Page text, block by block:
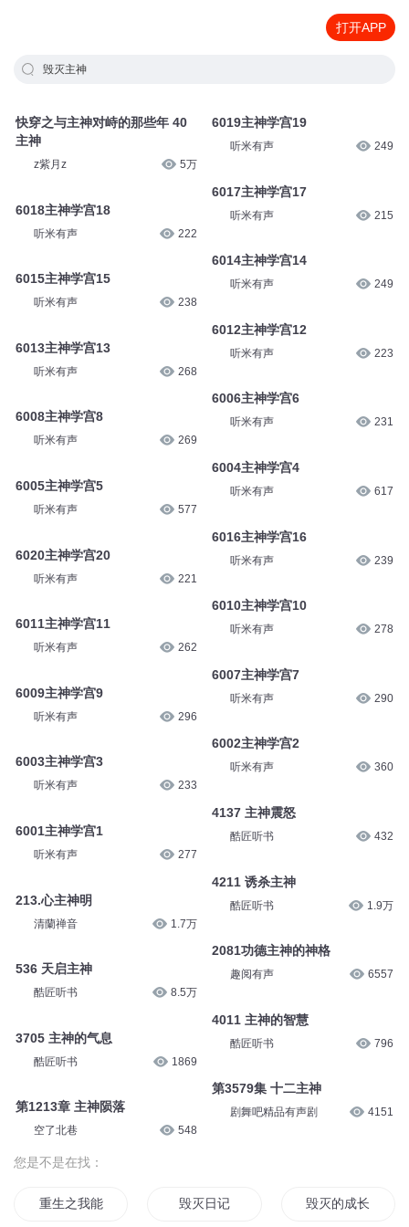
打开APP
毁灭主神
快穿之与主神对峙的那些年 40
主神
z紫月z 5万
6018主神学宫18
听米有声 222
6015主神学宫15
听米有声 238
6013主神学宫13
听米有声 268
6008主神学宫8
听米有声 269
6005主神学宫5
听米有声 577
6020主神学宫20
听米有声 221
6011主神学宫11
听米有声 262
6009主神学宫9
听米有声 296
6003主神学宫3
听米有声 233
6001主神学宫1
听米有声 277
213.心主神明
清蘭禅音 1.7万
536 天启主神
酷匠听书 8.5万
3705 主神的气息
酷匠听书 1869
第1213章 主神陨落
空了北巷 548
6019主神学宫19
听米有声 249
6017主神学宫17
听米有声 215
6014主神学宫14
听米有声 249
6012主神学宫12
听米有声 223
6006主神学宫6
听米有声 231
6004主神学宫4
听米有声 617
6016主神学宫16
听米有声 239
6010主神学宫10
听米有声 278
6007主神学宫7
听米有声 290
6002主神学宫2
听米有声 360
4137 主神震怒
酷匠听书 432
4211 诱杀主神
酷匠听书 1.9万
2081功德主神的神格
趣阅有声 6557
4011 主神的智慧
酷匠听书 796
第3579集 十二主神
剧舞吧精品有声剧 4151
您是不是在找：
重生之我能毁灭 毁灭日记 毁灭的成长